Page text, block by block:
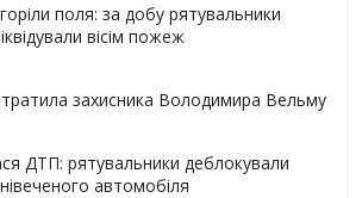
поля: за добу рятувальники
вісім пожеж
захисника Володимира Вельму
ДТП: рятувальники деблокували
автомобіля